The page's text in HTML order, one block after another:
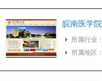
皖南医学院
所属行业：
所属地区：